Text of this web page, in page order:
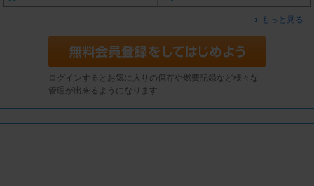
もっと見る
ログインするとお気に入りの保存や燃費記録など様々な
管理が出来るようになります